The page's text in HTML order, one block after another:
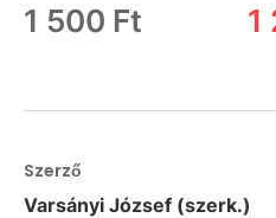
1 500 Ft 1
Szerző
Varsányi József (szerk.)